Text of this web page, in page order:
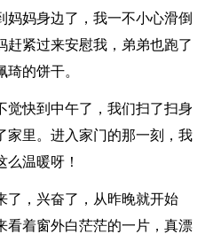
妈身边了，我一不小心滑倒
赶紧过来安慰我，弟弟也跑了
的饼干。
觉快到中午了，我们扫了扫身
家里。进入家门的那一刻，我
温暖呀！
了，兴奋了，从昨晚就开始
看着窗外白茫茫的一片，真漂